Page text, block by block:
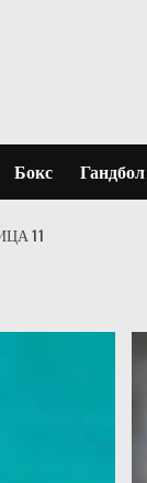
Бокс Гандбол
11